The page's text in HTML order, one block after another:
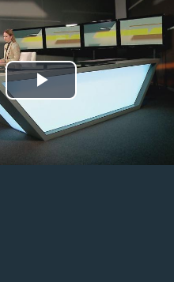
Odtwórz
wideo